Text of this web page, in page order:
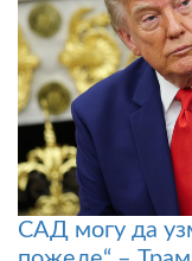
САД могу да